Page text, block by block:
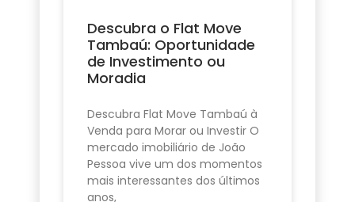
Descubra o Flat Move
Tambaú: Oportunidade
de Investimento ou
Moradia
Descubra Flat Move Tambaú à
Venda para Morar ou Investir O
mercado imobiliário de João
Pessoa vive um dos momentos
mais interessantes dos últimos
anos,